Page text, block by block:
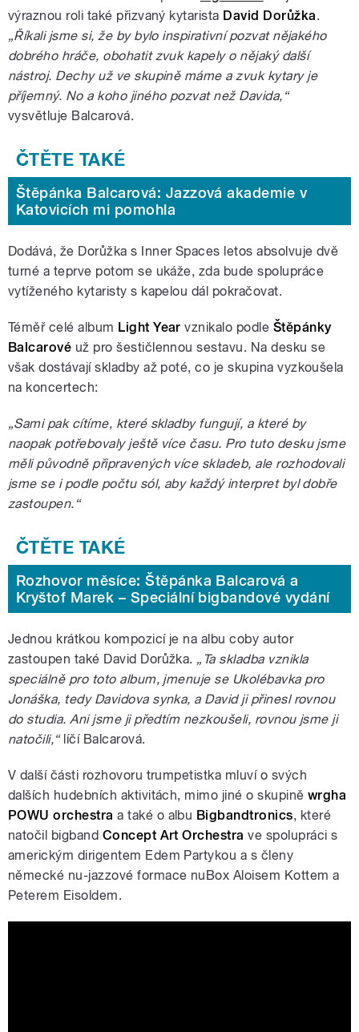
výraznou roli také přizvaný kytarista David Dorůžka.
„Říkali jsme si, že by bylo inspirativní pozvat nějakého
dobrého hráče, obohatit zvuk kapely o nějaký další
nástroj. Dechy už ve skupině máme a zvuk kytary je
příjemný. No a koho jiného pozvat než Davida,“
vysvětluje Balcarová.
Štěpánka Balcarová: Jazzová akademie v
Katovicích mi pomohla
Dodává, že Dorůžka s Inner Spaces letos absolvuje dvě
turné a teprve potom se ukáže, zda bude spolupráce
vytíženého kytaristy s kapelou dál pokračovat.
Téměř celé album Light Year vznikalo podle Štěpánky
Balcarové už pro šestičlennou sestavu. Na desku se
však dostávají skladby až poté, co je skupina vyzkoušela
na koncertech:
„Sami pak cítíme, které skladby fungují, a které by
naopak potřebovaly ještě více času. Pro tuto desku jsme
měli původně připravených více skladeb, ale rozhodovali
jsme se i podle počtu sól, aby každý interpret byl dobře
zastoupen.“
Rozhovor měsíce: Štěpánka Balcarová a
Kryštof Marek – Speciální bigbandové vydání
Jednou krátkou kompozicí je na albu coby autor
zastoupen také David Dorůžka. „Ta skladba vznikla
speciálně pro toto album, jmenuje se Ukolébavka pro
Jonáška, tedy Davidova synka, a David ji přinesl rovnou
do studia. Ani jsme ji předtím nezkoušeli, rovnou jsme ji
natočili,“líčí Balcarová.
V další části rozhovoru trumpetistka mluví o svých
dalších hudebních aktivitách, mimo jiné o skupiněwrgha
POWU orchestra a také o albu Bigbandtronics, které
natočil bigband Concept Art Orchestra ve spolupráci s
americkým dirigentem Edem Partykou a s členy
německé nu-jazzové formace nuBox Aloisem Kottem a
Peterem Eisoldem.